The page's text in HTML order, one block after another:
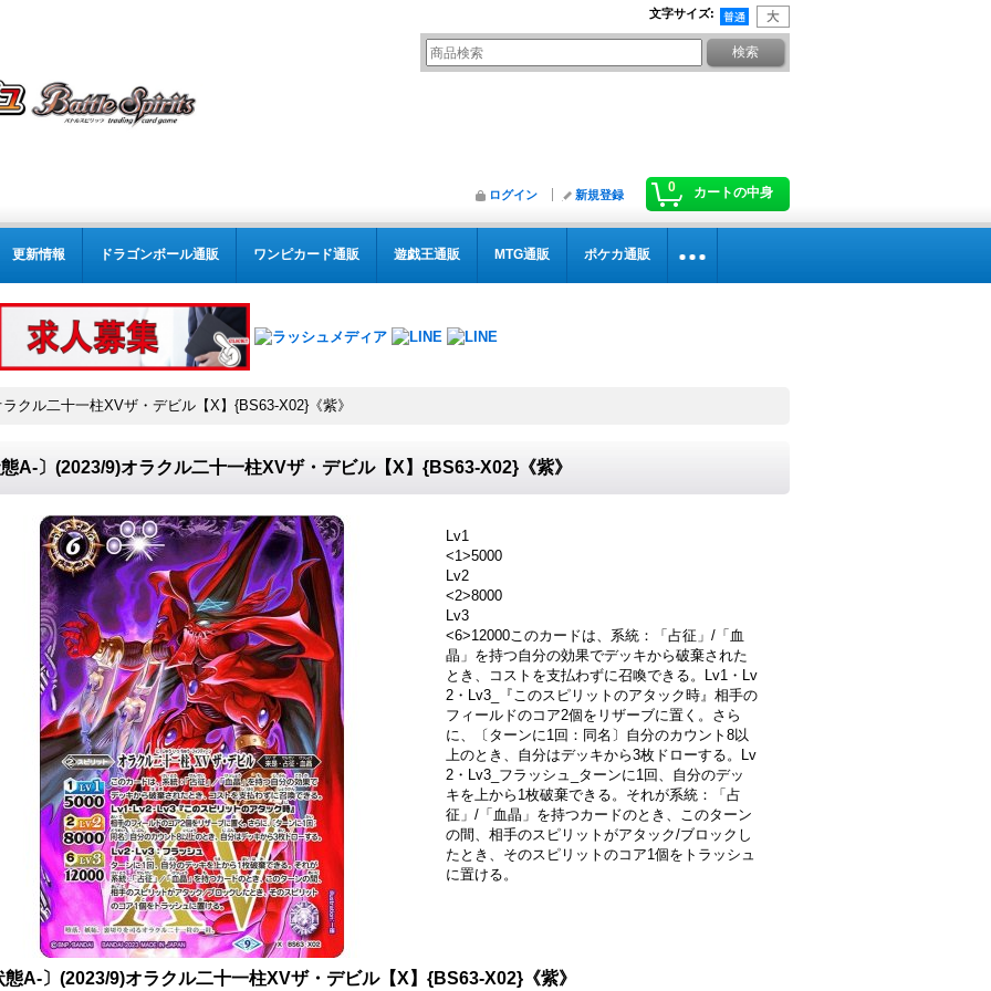
文字サイズ:
0 カートの中身
ログイン 新規登録
更新情報 ドラゴンボール通販 ワンピカード通販 遊戯王通販 MTG通販 ポケカ通販
クル二十一柱XVザ・デビル【X】{BS63-X02}《紫》
A-〕(2023/9)オラクル二十一柱XVザ・デビル【X】{BS63-X02}《紫》
Lv1
<1>5000
Lv2
<2>8000
Lv3
<6>12000このカードは、系統：「占征」/「血
晶」を持つ自分の効果でデッキから破棄された
とき、コストを支払わずに召喚できる。Lv1・Lv
2・Lv3_『このスピリットのアタック時』相手の
フィールドのコア2個をリザーブに置く。さら
に、〔ターンに1回：同名〕自分のカウント8以
上のとき、自分はデッキから3枚ドローする。Lv
2・Lv3_フラッシュ_ターンに1回、自分のデッ
キを上から1枚破棄できる。それが系統：「占
征」/「血晶」を持つカードのとき、このターン
の間、相手のスピリットがアタック/ブロックし
たとき、そのスピリットのコア1個をトラッシュ
に置ける。
態A-〕(2023/9)オラクル二十一柱XVザ・デビル【X】{BS63-X02}《紫》